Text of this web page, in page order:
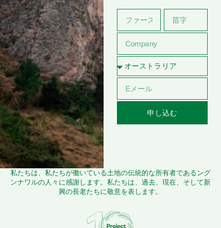
申し込む
私たちは、私たちが働いている土地の伝統的な所有者であるング
ンナワルの人々に感謝します。私たちは、過去、現在、そして新
興の長老たちに敬意を表します。